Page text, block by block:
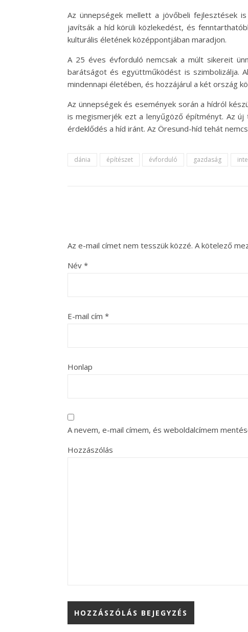
Az ünnepségek mellett a jövőbeli fejlesztések
javítsák a híd körüli közlekedést, és
kulturális életének középpontjában maradjon.
A 25 éves évforduló nemcsak a múlt sikereit
barátságot és együttműködést is szimbolizálja.
mindennapi életében, és hozzájárul a két ország
Az ünnepségek és események során a hídról
is megismerjék ezt a lenyűgöző építményt. Az
érdeklődés a híd iránt. Az Öresund-híd tehát
dánia építészet évforduló gazdaság
Az e-mail címet nem tesszük közzé. A kötelező
Név *
E-mail cím *
Honlap
A nevem, e-mail címem, és weboldalcímem
Hozzászólás